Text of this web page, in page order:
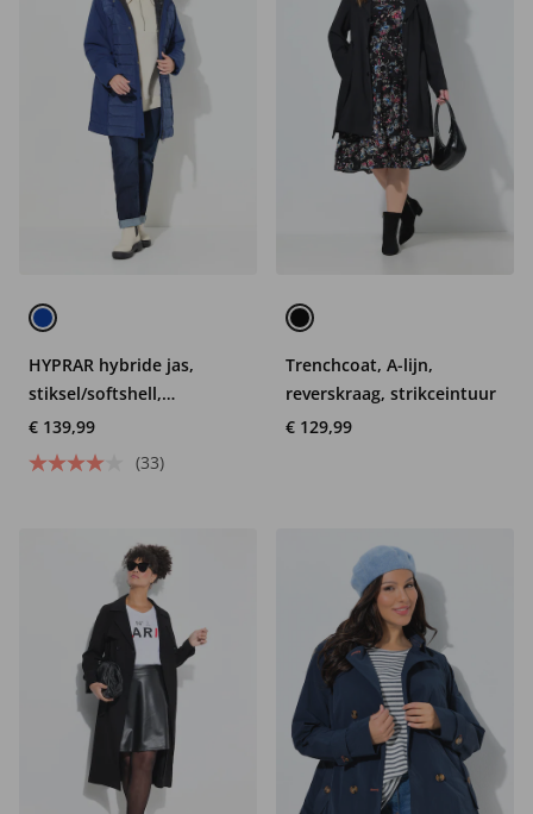
HYPRAR hybride jas,
stiksel/softshell,
opstaande kraag,
capuchon
€ 139,99
(33)
Trenchcoat, A-lijn,
reverskraag, strikceintuur
€ 129,99